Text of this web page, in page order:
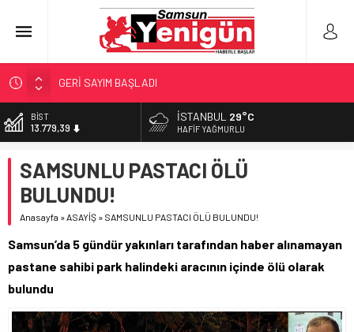
‘BAFRA’YA YATIRIM YAPIN!’
İŞTE FINDIK FİYATI!
YÖNETİCİ SEÇERKEN YAPILAN EN BÜYÜK HATALAR
BİST
13.779,39
47,7111
EURO
55,1881
6.660,55
İSTANBUL 29°C
HAFIF YAĞMURLU
SAMSUNLU PASTACI ÖLÜ
BULUNDU!
Anasayfa »ASAYİŞ » SAMSUNLU PASTACI ÖLÜ BULUNDU!
Samsun’da 5 gündür yakınları tarafından haber alınamayan
pastane sahibi park halindeki aracının içinde ölü olarak
bulundu